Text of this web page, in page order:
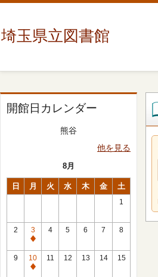
埼玉県立図書館
開館日カレンダー
熊谷
他を見る
8月
日 月 火 水 木 金 土
1
2
3
休
館
日
4 5 6 7 8
9
10
休
11 12 13 14 15